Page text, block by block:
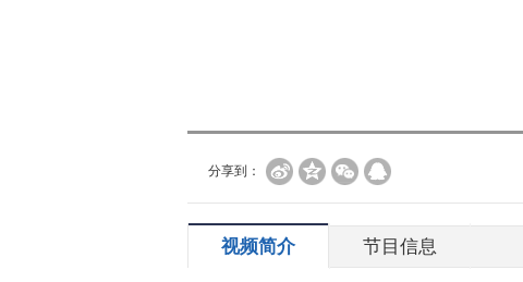
分享到：
视频简介 节目信息